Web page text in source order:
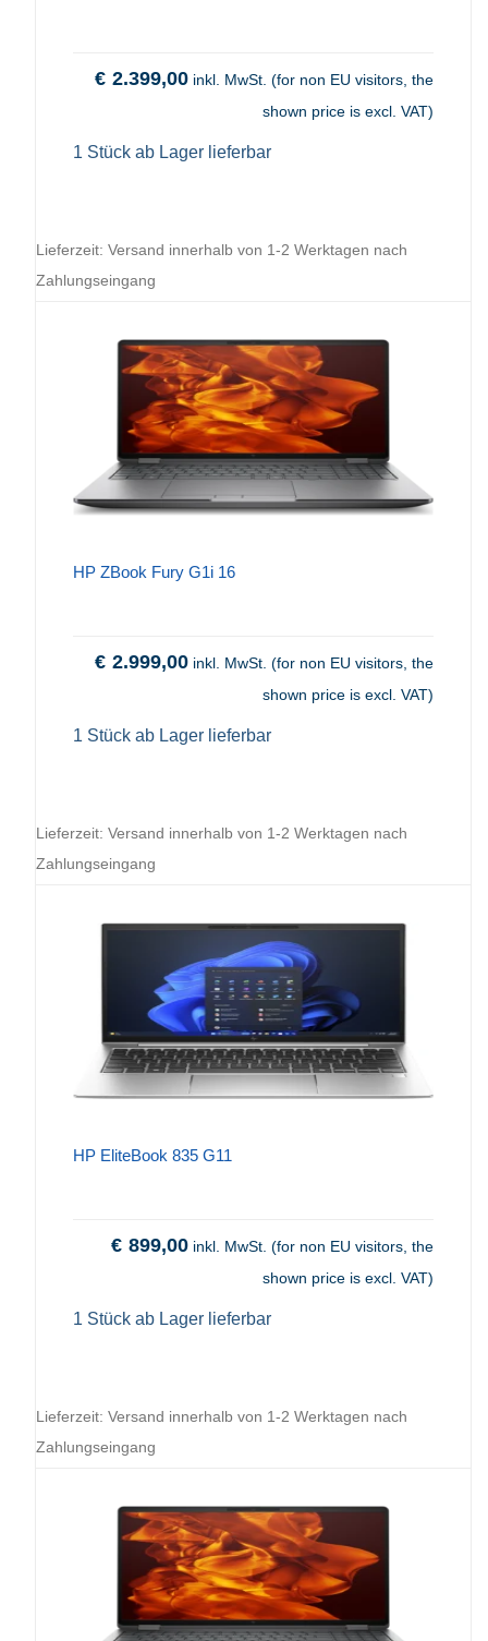
€ 2.399,00 inkl. MwSt. (for non EU visitors, the
shown price is excl. VAT)
1 Stück ab Lager lieferbar
Lieferzeit: Versand innerhalb von 1-2 Werktagen nach
Zahlungseingang
HP ZBook Fury G1i 16
€ 2.999,00 inkl. MwSt. (for non EU visitors, the
shown price is excl. VAT)
1 Stück ab Lager lieferbar
Lieferzeit: Versand innerhalb von 1-2 Werktagen nach
Zahlungseingang
HP EliteBook 835 G11
€ 899,00 inkl. MwSt. (for non EU visitors, the
shown price is excl. VAT)
1 Stück ab Lager lieferbar
Lieferzeit: Versand innerhalb von 1-2 Werktagen nach
Zahlungseingang